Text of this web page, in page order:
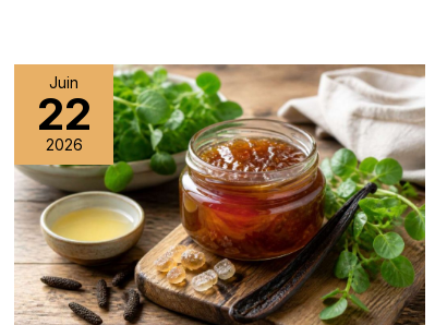
Juin
22
2026